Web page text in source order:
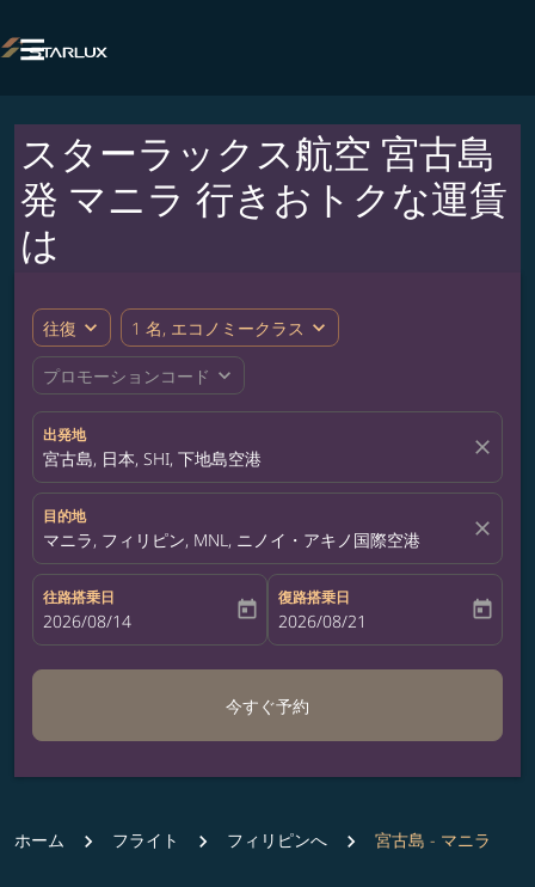

スターラックス航空 宮古島
発 マニラ 行きおトクな運賃
は
往復 expand_more 1 名, エコノミークラス expand_more
プロモーションコード expand_more
出発地
宮古島, 日本, SHI, 下地島空港 close
目的地
マニラ, フィリピン, MNL, ニノイ・アキノ国際空港 close
往路搭乗日
fc-booking-departure-date-aria-label
2026/08/14 today
復路搭乗日
fc-booking-return-date-aria-label
2026/08/21 today
今すぐ予約
ホーム フライト フィリピンへ 宮古島 - マニラ